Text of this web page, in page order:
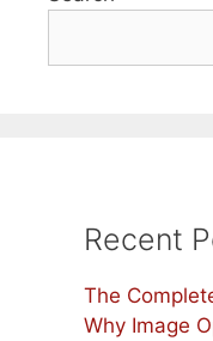
Recent
The
Why Image